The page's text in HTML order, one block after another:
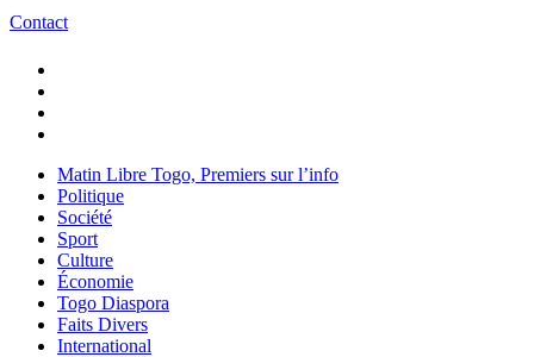
Contact
Matin Libre Togo, Premiers sur l’info
Politique
Société
Sport
Culture
Économie
Togo Diaspora
Faits Divers
International